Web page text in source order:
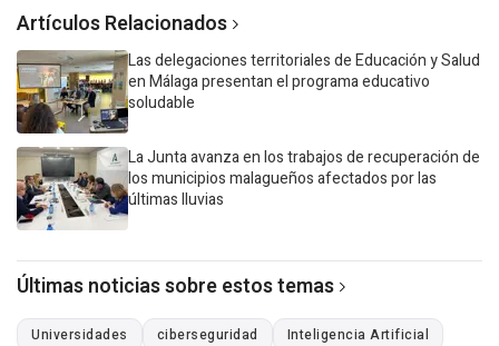
Artículos Relacionados
Las delegaciones territoriales de Educación y Salud
en Málaga presentan el programa educativo
soludable
La Junta avanza en los trabajos de recuperación de
los municipios malagueños afectados por las
últimas lluvias
Últimas noticias sobre estos temas
Universidades ciberseguridad Inteligencia Artificial